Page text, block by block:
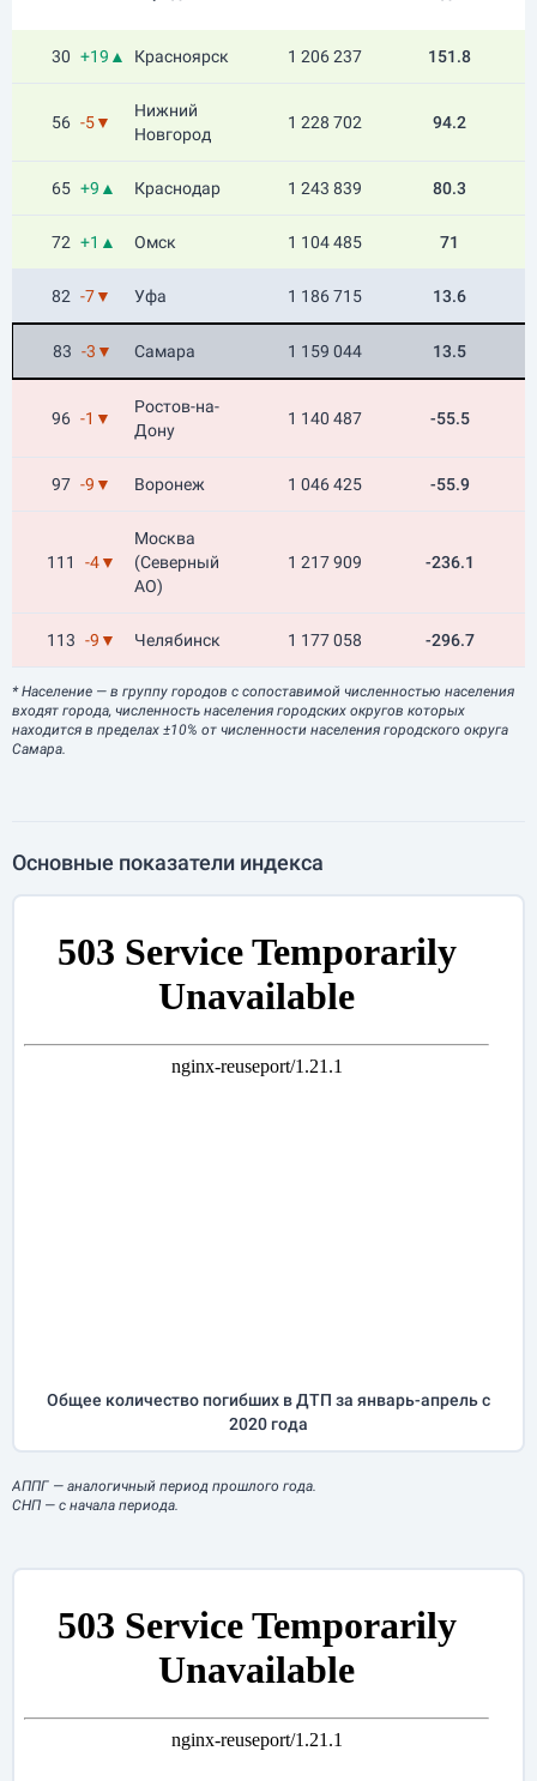
30 +19▲ Красноярск 1 206 237 151.8
56 -5▼
Нижний
Новгород
1 228 702 94.2
65 +9▲ Краснодар 1 243 839 80.3
72 +1▲ Омск 1 104 485 71
82 -7▼ Уфа 1 186 715 13.6
83 -3▼ Самара 1 159 044 13.5
96 -1▼
Ростов-на-
Дону
1 140 487 -55.5
97 -9▼ Воронеж 1 046 425 -55.9
111 -4▼
Москва
(Северный
АО)
1 217 909 -236.1
113 -9▼ Челябинск 1 177 058 -296.7
* Население — в группу городов с сопоставимой численностью населения
входят города, численность населения городских округов которых
находится в пределах ±10% от численности населения городского округа
Самара.
Основные показатели индекса
Общее количество погибших в ДТП за январь-апрельс
2020 года
АППГ — аналогичный период прошлого года.
СНП — с начала периода.